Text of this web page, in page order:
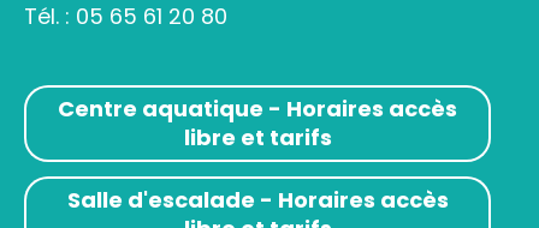
Tél. : 05 65 61 20 80
Centre aquatique - Horaires accès
libre et tarifs
Salle d'escalade - Horaires accès